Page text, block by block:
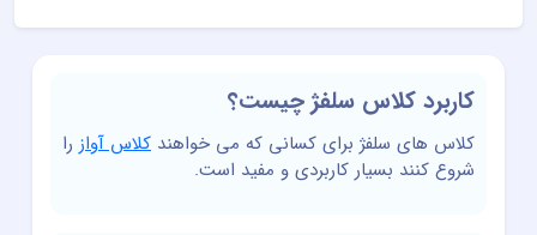
کاربرد کلاس سلفژ چیست؟
کلاس های سلفژ برای کسانی که می خواهند کلاس آواز را
شروع کنند بسیار کاربردی و مفید است.